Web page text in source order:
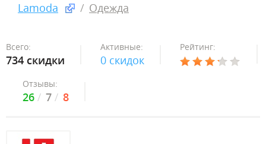
Lamoda Одежда
Всего:
734 скидки
Активные:
0 скидок
Рейтинг:
Отзывы:
26 7 8